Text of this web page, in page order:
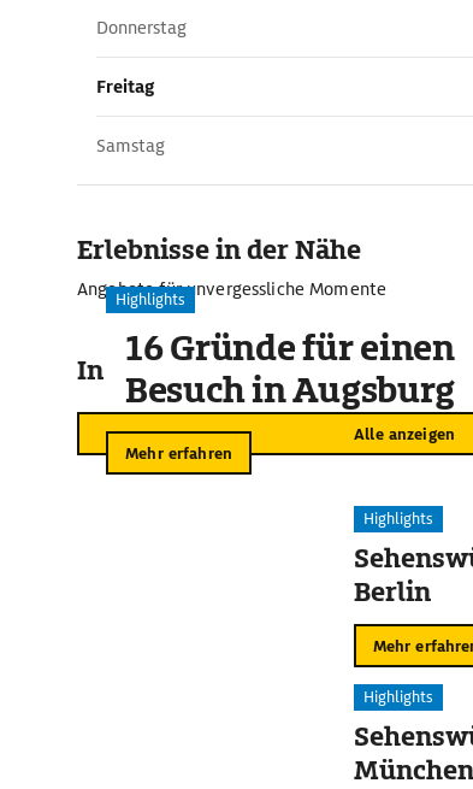
Donnerstag
Freitag
Samstag
Erlebnisse in der Nähe
Angebote für unvergessliche Momente
In der Umgebung
Alle anzeigen
Highlights
16 Gründe für einen
Besuch in Augsburg
Mehr erfahren
Highlights
Berlin
Mehr
Highlights